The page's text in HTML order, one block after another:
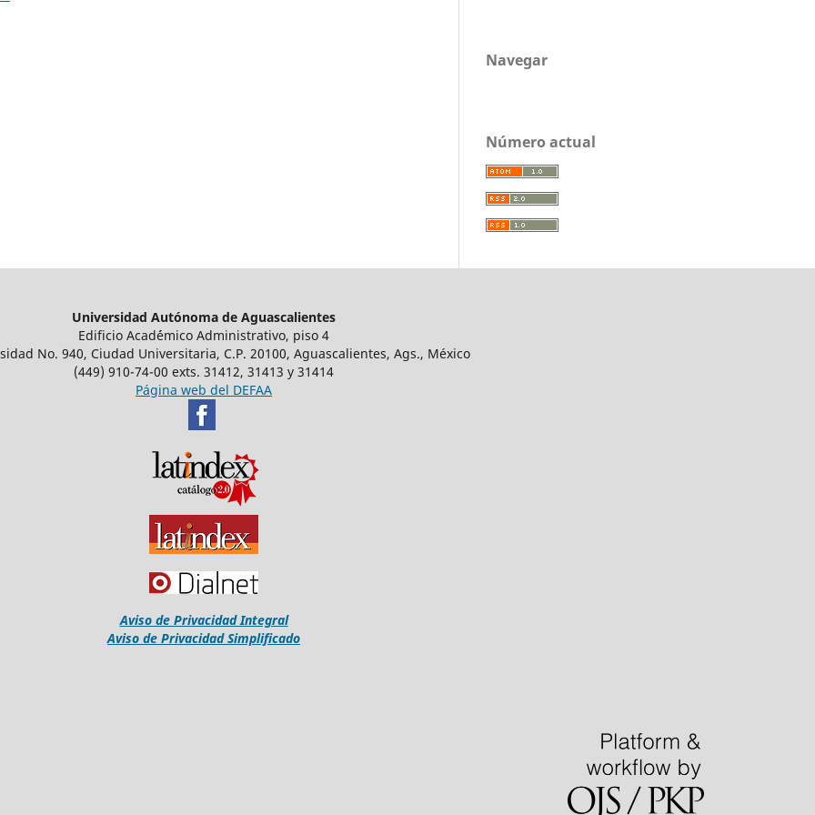
Navegar
Número actual
Universidad Autónoma de Aguascalientes
Edificio Acad´émico Administrativo, piso 4
No. 940, Ciudad Universitaria, C.P. 20100, Aguascalientes, Ags., México
(449) 910-74-00 exts. 31412, 31413 y 31414
Página web del DEFAA
Aviso de Privacidad Integral
Aviso de Privacidad Simplificado